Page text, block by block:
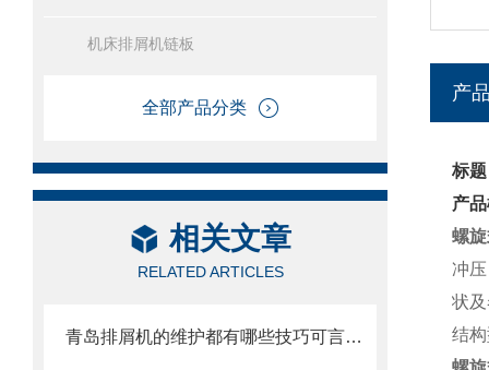
机床排屑机链板
全部产品分类
相关文章
RELATED ARTICLES
青岛排屑机的维护都有哪些技巧可言，来看了
产
标
产
螺
冲
状
结